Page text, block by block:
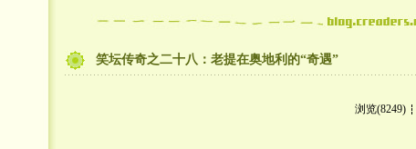
笑坛传奇之二十八：老提在奥地利的“奇遇”
浏览(8249)